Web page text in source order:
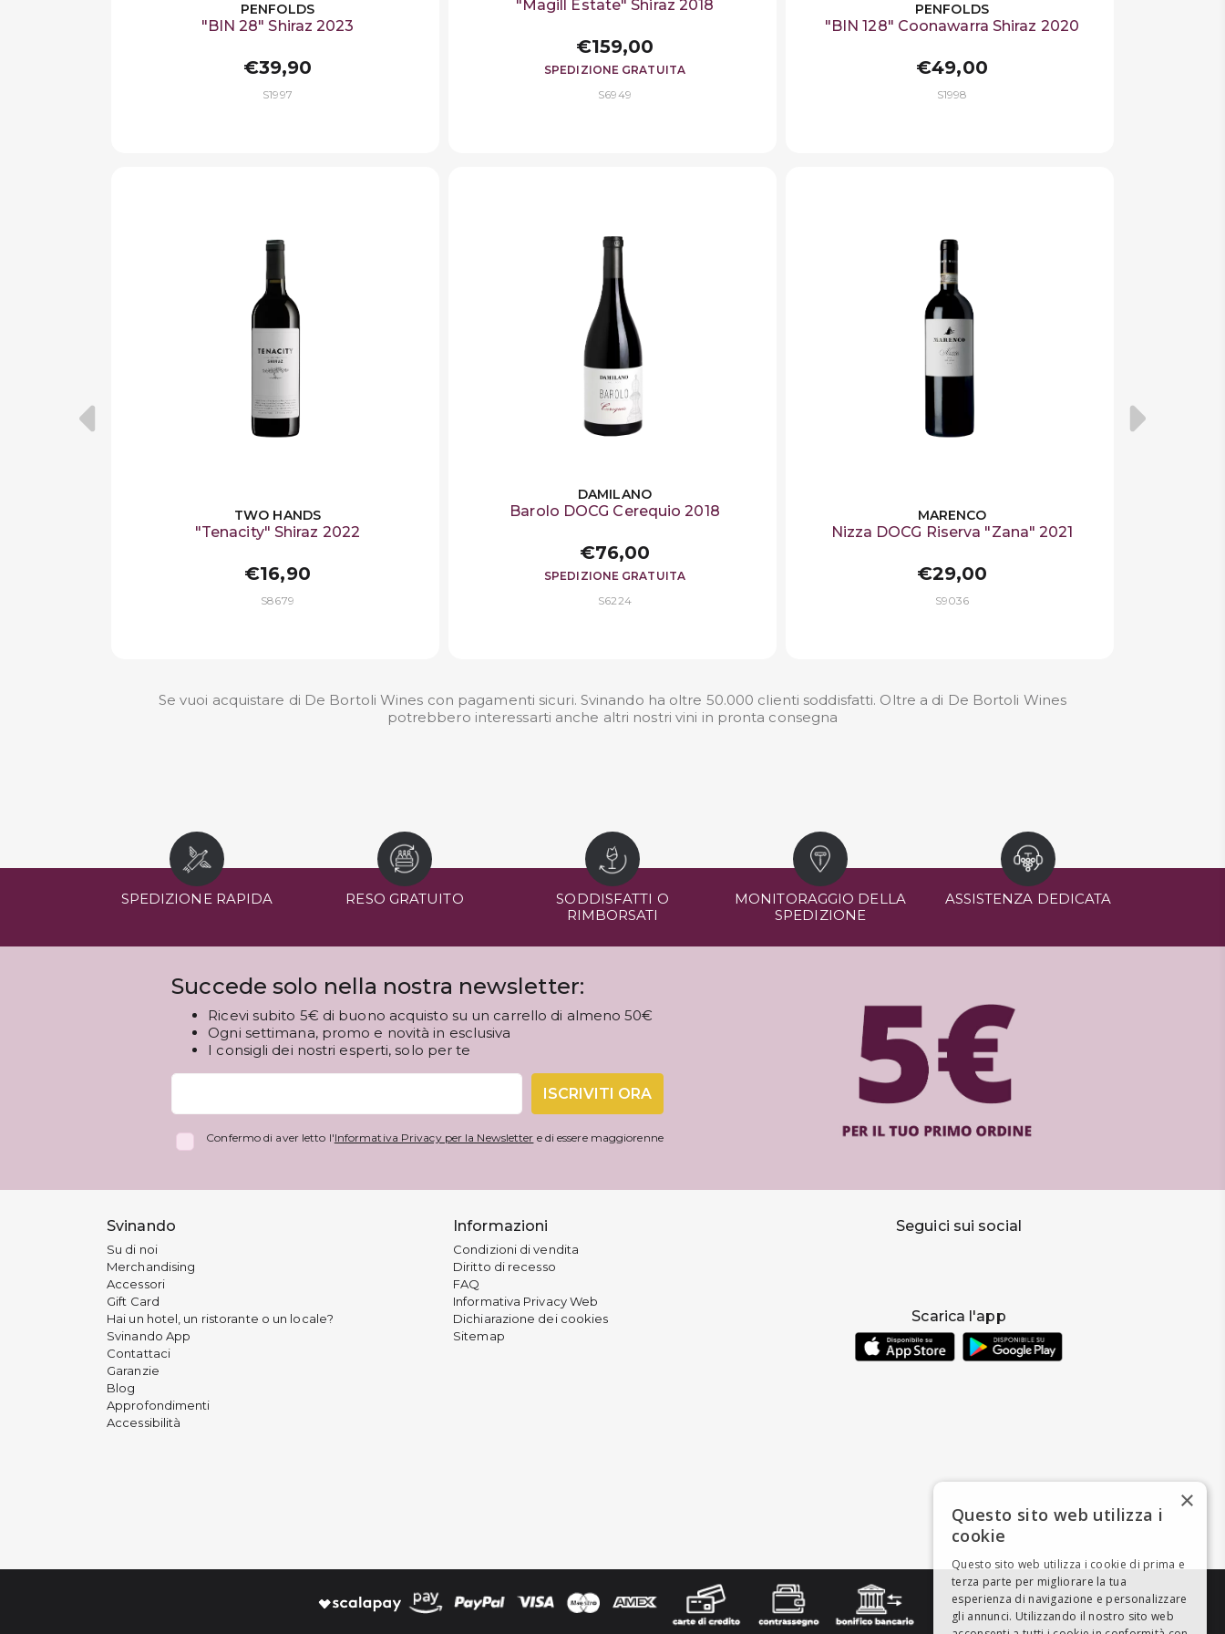
PENFOLDS
"BIN 28" Shiraz 2023
€39,90
S1997
"Magill Estate" Shiraz 2018
€159,00
SPEDIZIONE GRATUITA
S6949
PENFOLDS
"BIN 128" Coonawarra Shiraz 2020
€49,00
S1998
TWO HANDS
"Tenacity" Shiraz 2022
€16,90
S8679
DAMILANO
Barolo DOCG Cerequio 2018
€76,00
SPEDIZIONE GRATUITA
S6224
MARENCO
Nizza DOCG Riserva "Zana" 2021
€29,00
S9036
Se vuoi acquistare di De Bortoli Wines con pagamenti sicuri. Svinando ha oltre 50.000 clienti soddisfatti. Oltre a di De Bortoli Wines
potrebbero interessarti anche altri nostri vini in pronta consegna
SPEDIZIONE RAPIDA RESO GRATUITO
SODDISFATTI O
RIMBORSATI
MONITORAGGIO DELLA
SPEDIZIONE
ASSISTENZA DEDICATA
Succede solo nella nostra newsletter:
Ricevi subito 5€ di buono acquisto su un carrello di almeno 50€
Ogni settimana, promo e novità in esclusiva
I consigli dei nostri esperti, solo per te
ISCRIVITI ORA
Confermo di aver letto l'Informativa Privacy per la Newsletter e di essere maggiorenne
Svinando
Su di noi
Merchandising
Accessori
Gift Card
Hai un hotel, un ristorante o un locale?
Svinando App
Contattaci
Garanzie
Blog
Approfondimenti
Accessibilità
Informazioni
Condizioni di vendita
Diritto di recesso
FAQ
Informativa Privacy Web
Dichiarazione dei cookies
Sitemap
Seguici sui social
Scarica l'app
×
Questo sito web utilizza i
cookie
Questo sito web utilizza i cookie di prima e
terza parte per migliorare la tua
esperienza di navigazione e personalizzare
gli annunci. Utilizzando il nostro sito web